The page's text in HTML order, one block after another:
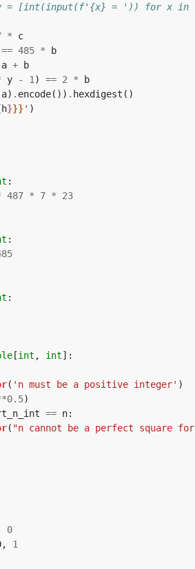
= [int(input(f'{x} = ')) for x in
*
c
== 485 *
b
a +
b
y - 1 ) == 2 *
b
a) . encode()) . hexdigest ()
h}}}' )
:
487 * 7 * 23
:
:
[int , int]:
( 'n must be a positive integer' )
0.5)
== n:
( "n cannot be a perfect square
0
, 1